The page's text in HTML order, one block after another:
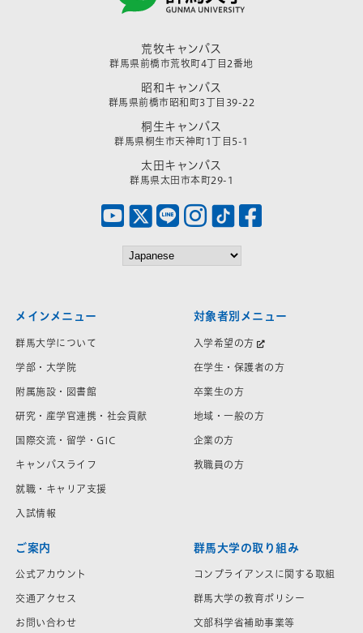
荒牧キャンパス
群馬県前橋市荒牧町4丁目2番地
昭和キャンパス
群馬県前橋市昭和町3丁目39-22
桐生キャンパス
群馬県桐生市天神町1丁目5-1
太田キャンパス
群馬県太田市本町29-1
メインメニュー
群馬大学について
学部・大学院
附属施設・図書館
研究・産学官連携・社会貢献
国際交流・留学・GIC
キャンパスライフ
就職・キャリア支援
入試情報
対象者別メニュー
入学希望の方
在学生・保護者の方
卒業生の方
地域・一般の方
企業の方
教職員の方
ご案内
公式アカウント
交通アクセス
お問い合わせ
群馬大学の取り組み
コンプライアンスに関する取組
群馬大学の教育ポリシー
文部科学省補助事業等